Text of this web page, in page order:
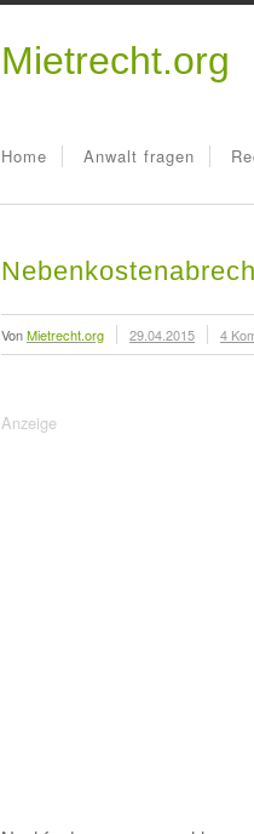
Mietrecht.org
Home Anwalt fragen
VonMietrecht.org 29.04.2015 4